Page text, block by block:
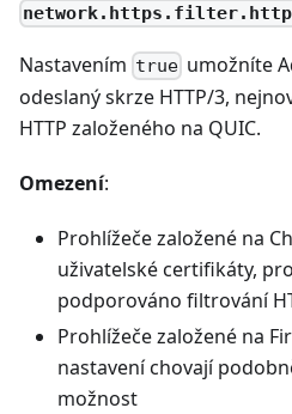
Nastavením true umožníte
odeslaný skrze HTTP/3,
HTTP založeného na QUIC.
Omezení:
Prohlížeče založené na
uživatelské certifikáty,
podporováno filtrování
Prohlížeče založené na
nastavení chovají
možnost